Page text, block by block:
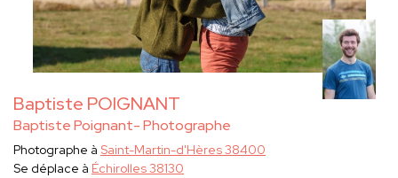
Baptiste POIGNANT
Baptiste Poignant- Photographe
Photographe à Saint-Martin-d'Hères 38400
Se déplace à Échirolles 38130